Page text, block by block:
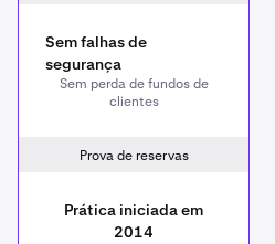
Sem falhas de
segurança
Sem perda de fundos de
clientes
Prova de reservas
Prática iniciada em
2014